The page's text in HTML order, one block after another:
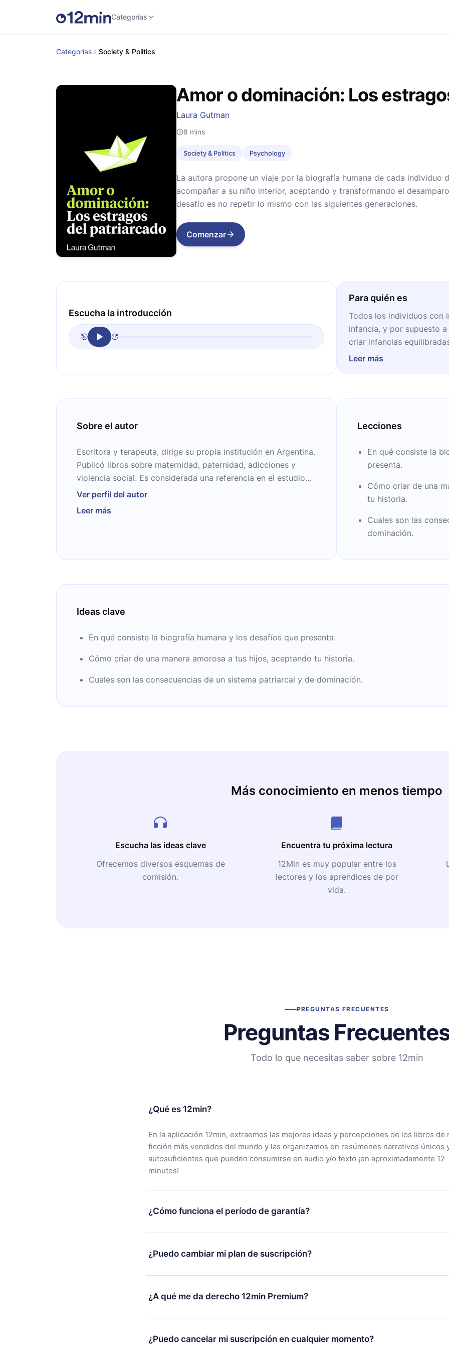
Categorías
Categorías Society & Politics
Amor o dominación: Los
Laura Gutman
8 mins
Society & Politics Psychology
La autora propone un viaje por la biografía humana de cada individuo
acompañar a su niño interior, aceptando y transformando el
desafío es no repetir lo mismo con las siguientes generaciones.
Comenzar
Escucha la introducción
Para quién es
Todos los individuos con
infancia, y por supuesto
criar infancias
Leer más
Sobre el autor
Escritora y terapeuta, dirige su propia institución en Argentina.
Publicó libros sobre maternidad, paternidad, adicciones y
violencia social. Es considerada una referencia en el estudio
de la infancia y las consecuencias del desamparo materno.
desarrolló una metodología terapéutica para que todos sean
Ver perfil del autor
Leer más
Lecciones
En qué consiste la
presenta.
Cómo criar de una
tu historia.
Cuales son las
dominación.
Ideas clave
En qué consiste la biografía humana y los desafíos que presenta.
Cómo criar de una manera amorosa a tus hijos, aceptando tu historia.
Cuales son las consecuencias de un sistema patriarcal y de dominación.
Más conocimiento en menos tiempo
Escucha las ideas clave
Ofrecemos diversos esquemas de
comisión.
Encuentra tu próxima lectura
12Min es muy popular entre los
lectores y los aprendices de por
vida.
PREGUNTAS FRECUENTES
Preguntas
Todo lo que necesitas saber sobre 12min
¿Qué es 12min?
En la aplicación 12min, extraemos las mejores ideas y percepciones de los libros de
ficción más vendidos del mundo y las organizamos en resúmenes narrativos únicos
autosuficientes que pueden consumirse en audio y/o texto ¡en aproximadamente 12
minutos!
¿Cómo funciona el período de garantía?
Puedes descargar nuestra aplicación y comenzar a disfrutar de nuestra biblioteca.
alguna razón no estás satisfecho con nuestra plataforma, simplemente contacta a
nuestro equipo de soporte (
contacto@12min.com
¿Puedo cambiar mi plan de suscripción?
Sí, pero el cambio solo se aplicará a partir del próximo período de facturación. Por
ejemplo, si decides cambiar tu suscripción mensual a anual, después de confirmar el
cambio al plan anual, el nuevo plan solo se aplicará y cobrará después del
¿A qué me da derecho 12min Premium?
12min Premium es un plan que te garantiza acceso a toda nuestra biblioteca de más
2500 títulos disponibles en 3 idiomas (inglés, español y portugués) que puedes leer
escuchar en cualquier momento a través de nuestra aplicación disponible para iOS,
¿Puedo cancelar mi suscripción en cualquier momento?